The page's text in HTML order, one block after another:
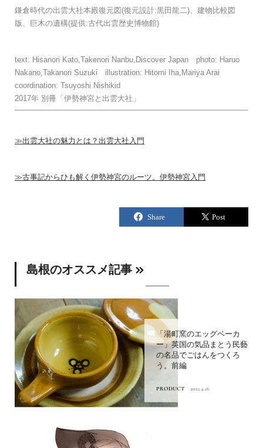
鎌倉時代の出雲大社本殿復元図(復元設計:黒田龍二)、建物比較図
版、巨木の遺構(提供:古代出雲歴史博物館)
text: Hisanori Kato,Takenori Nanbu,Discover Japan photo: Haruo
Nakano,Takanori Suzuki illustration: Hitomi Iha,Mariya Arai
coordination: Tsuyoshi Nishikid
2017年 別冊「伊勢神宮と出雲大社」
≫出雲大社の魅力とは？出雲大社入門
≫古事記からひも解く伊勢神宮のルーツ。伊勢神宮入門
島根のオススメ記事
「湯町窯のエッグベーカ
ー」英国の気品まとう民藝
の名品でごはんをつくろ
う。前編
PRODUCT 2021.4.16